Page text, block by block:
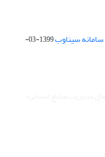
سامانه سیناوب
1399-03-